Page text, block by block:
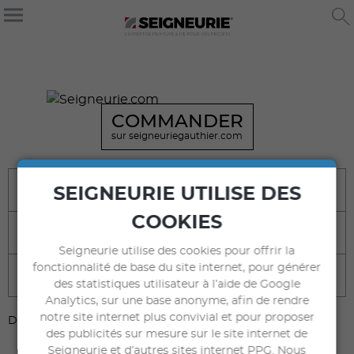
COMMANDER
sur seigneuriegauthier.com
Bénéfices
Caractéristiques techniques
DOCUMENTS À TÉLÉCHARGER
SEIGNEURIE UTILISE DES
COOKIES
Seigneurie utilise des cookies pour offrir la
fonctionnalité de base du site internet, pour générer
des statistiques utilisateur à l’aide de Google
Analytics, sur une base anonyme, afin de rendre
notre site internet plus convivial et pour proposer
des publicités sur mesure sur le site internet de
Seigneurie et d’autres sites internet PPG. Nous